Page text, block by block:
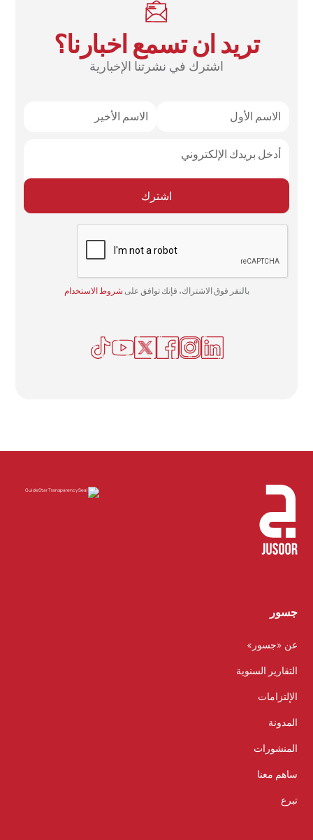
تريد ان تسمع اخبارنا؟
اشترك في نشرتنا الإخبارية
بالنقر فوق الاشتراك، فإنك توافق علىشروط الاستخدام
جسور
عن «جسور»
التقارير السنوية
الإلتزامات
المدونة
المنشورات
ساهم معنا
تبرع